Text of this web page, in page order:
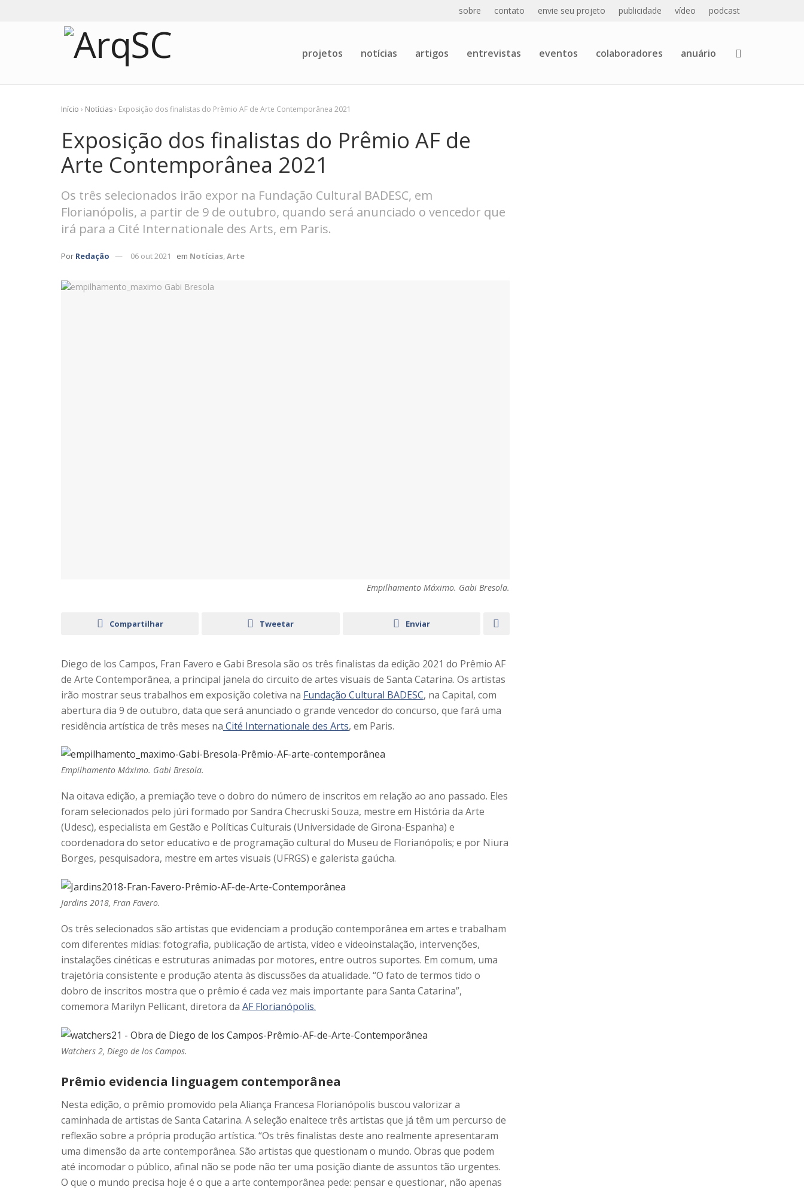
sobre contato envie seu projeto publicidade vídeo podcast
projetos notícias artigos entrevistas eventos colaboradores anuário
Início › Notícias› Exposição dos finalistas do Prêmio AF de Arte Contemporânea 2021
Exposição dos finalistas do Prêmio AF de
Arte Contemporânea 2021
Os três selecionados irão expor na Fundação Cultural BADESC, em
Florianópolis, a partir de 9 de outubro, quando será anunciado o vencedor que
irá para a Cité Internationale des Arts, em Paris.
Por Redação 06 out 2021 em Notícias Arte
Empilhamento Máximo. Gabi Bresola.
Compartilhar Tweetar Enviar
Diego de los Campos, Fran Favero e Gabi Bresola são os três finalistas da edição 2021 do Prêmio AF
de Arte Contemporânea, a principal janela do circuito de artes visuais de Santa Catarina. Os artistas
irão mostrar seus trabalhos em exposição coletiva na Fundação Cultural BADESC, na Capital, com
abertura dia 9 de outubro, data que será anunciado o grande vencedor do concurso, que fará uma
residência artística de três meses na Cité Internationale des Arts, em Paris.
Empilhamento Máximo. Gabi Bresola.
Na oitava edição, a premiação teve o dobro do número de inscritos em relação ao ano passado. Eles
foram selecionados pelo júri formado por Sandra Checruski Souza, mestre em História da Arte
(Udesc), especialista em Gestão e Políticas Culturais (Universidade de Girona-Espanha) e
coordenadora do setor educativo e de programação cultural do Museu de Florianópolis; e por Niura
Borges, pesquisadora, mestre em artes visuais (UFRGS) e galerista gaúcha.
Jardins 2018, Fran Favero.
Os três selecionados são artistas que evidenciam a produção contemporânea em artes e trabalham
com diferentes mídias: fotografia, publicação de artista, vídeo e videoinstalação, intervenções,
instalações cinéticas e estruturas animadas por motores, entre outros suportes. Em comum, uma
trajetória consistente e produção atenta às discussões da atualidade. “O fato de termos tido o
dobro de inscritos mostra que o prêmio é cada vez mais importante para Santa Catarina”,
comemora Marilyn Pellicant, diretora da AF Florianópolis.
Watchers 2, Diego de los Campos.
Prêmio evidencia linguagem contemporânea
Nesta edição, o prêmio promovido pela Aliança Francesa Florianópolis buscou valorizar a
caminhada de artistas de Santa Catarina. A seleção enaltece três artistas que já têm um percurso de
reflexão sobre a própria produção artística. “Os três finalistas deste ano realmente apresentaram
uma dimensão da arte contemporânea. São artistas que questionam o mundo. Obras que podem
até incomodar o público, afinal não se pode não ter uma posição diante de assuntos tão urgentes.
O que o mundo precisa hoje é o que a arte contemporânea pede: pensar e questionar, não apenas